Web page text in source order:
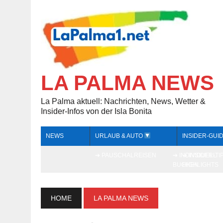
LA PALMA NEWS
La Palma aktuell: Nachrichten, News, Wetter &
Insider-Infos von der Isla Bonita
NEWS URLAUB & AUTO INSIDER-
HOME LA PALMA NEWS